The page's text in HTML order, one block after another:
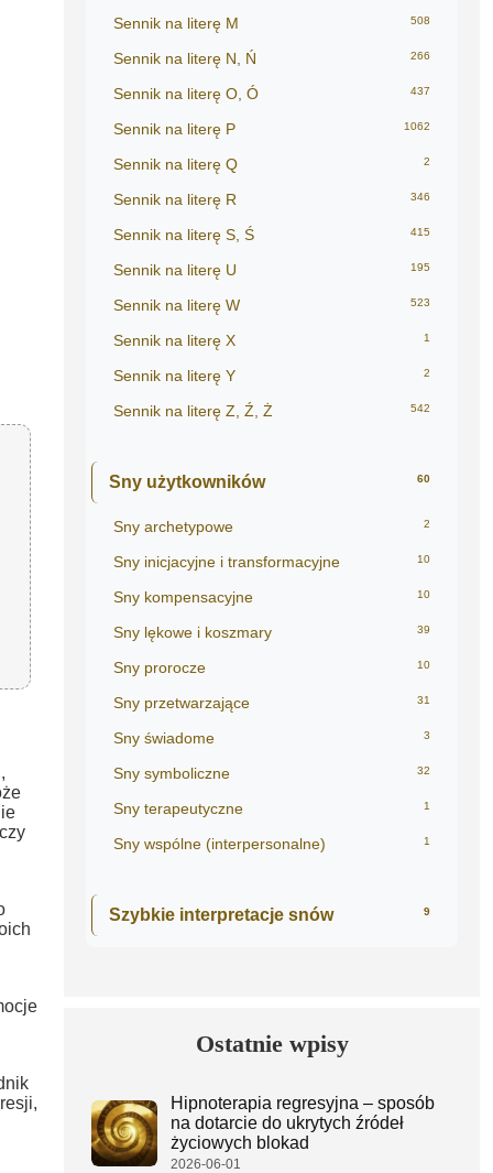
Sennik na literę M 508
Sennik na literę N, Ń 266
Sennik na literę O, Ó 437
Sennik na literę P 1062
Sennik na literę Q 2
Sennik na literę R 346
Sennik na literę S, Ś 415
Sennik na literę U 195
Sennik na literę W 523
Sennik na literę X 1
Sennik na literę Y 2
Sennik na literę Z, Ź, Ż 542
Sny użytkowników 60
Sny archetypowe 2
Sny inicjacyjne i transformacyjne 10
Sny kompensacyjne 10
Sny lękowe i koszmary 39
Sny prorocze 10
Sny przetwarzające 31
Sny świadome 3
Sny symboliczne 32
Sny terapeutyczne 1
Sny wspólne (interpersonalne) 1
Szybkie interpretacje snów 9
Ostatnie wpisy
Hipnoterapia regresyjna – sposób
na dotarcie do ukrytych źródeł
życiowych blokad
2026-06-01